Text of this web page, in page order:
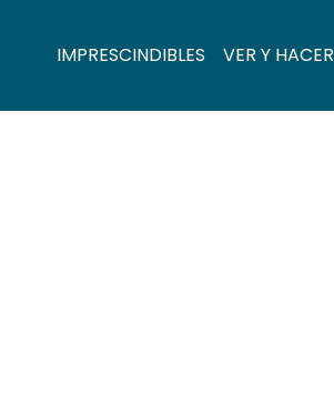
IMPRESCINDIBLES VER Y HACER